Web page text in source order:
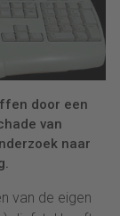
door een
van
naar
van de eigen